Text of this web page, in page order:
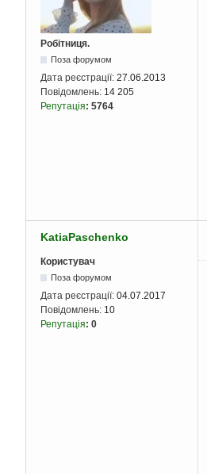
Робітниця.
Поза форумом
Дата реєстрації: 27.06.2013
Повідомлень: 14 205
Репутація: 5764
KatiaPaschenko
Користувач
Поза форумом
Дата реєстрації: 04.07.2017
Повідомлень: 10
Репутація: 0